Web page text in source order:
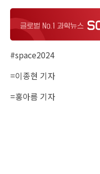
#space2024
=이종현 기자
=홍아름 기자